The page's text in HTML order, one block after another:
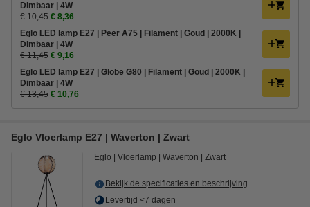
Dimbaar | 4W
€ 10,45 € 8,36
Eglo LED lamp E27 | Peer A75 | Filament | Goud | 2000K |
Dimbaar | 4W
€ 11,45 € 9,16
Eglo LED lamp E27 | Globe G80 | Filament | Goud | 2000K |
Dimbaar | 4W
€ 13,45 € 10,76
Eglo Vloerlamp E27 | Waverton | Zwart
Eglo Vloerlamp Waverton Zwart
Bekijk de specificaties en beschrijving
Levertijd <7 dagen